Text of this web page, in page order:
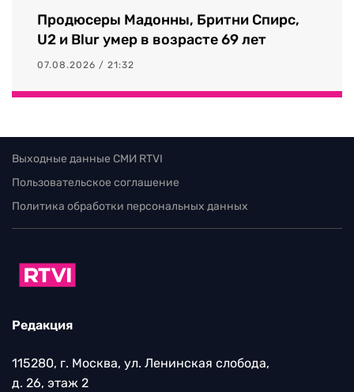
Продюсеры Мадонны, Бритни Спирс,
U2 и Blur умер в возрасте 69 лет
07.08.2026 / 21:32
Выходные данные СМИ RTVI
Пользовательское соглашение
Политика обработки персональных данных
Редакция
115280, г. Москва, ул. Ленинская слобода,
д. 26, этаж 2